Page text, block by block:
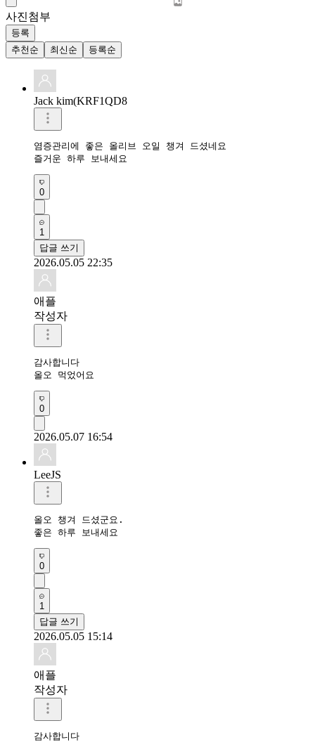
사진첨부
등록
추천순
최신순 등록순
Jack kim(KRF1QD8
염증관리에 좋은 올리브 오일 챙겨 드셨네요
즐거운 하루 보내세요
0
1
답글 쓰기
2026.05.05 22:35
애플
작성자
감사합니다
올오 먹었어요
0
2026.05.07 16:54
LeeJS
올오 챙겨 드셨군요.
좋은 하루 보내세요
0
1
답글 쓰기
2026.05.05 15:14
애플
작성자
감사합니다